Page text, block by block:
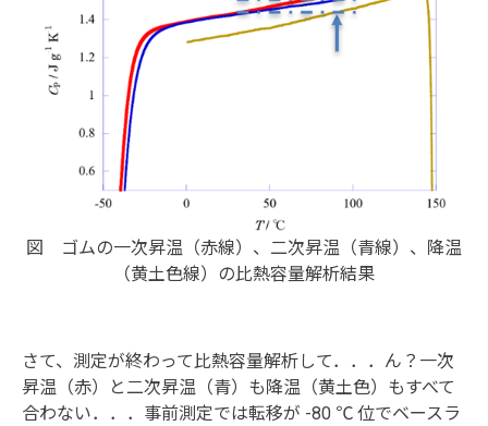
図 ゴムの一次昇温（赤線）、二次昇温（青線）、降温
（黄土色線）の比熱容量解析結果
さて、測定が終わって比熱容量解析して．．．ん？一次
昇温（赤）と二次昇温（青）も降温（黄土色）もすべて
合わない．．．事前測定では転移が -80 ℃ 位でベースラ